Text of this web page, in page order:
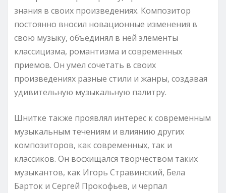
знания в своих произведениях. Композитор
постоянно вносил новационные изменения в
свою музыку, объединял в ней элементы
классицизма, романтизма и современных
приемов. Он умел сочетать в своих
произведениях разные стили и жанры, создавая
удивительную музыкальную палитру.
Шнитке также проявлял интерес к современным
музыкальным течениям и влиянию других
композиторов, как современных, так и
классиков. Он восхищался творчеством таких
музыкантов, как Игорь Стравинский, Бела
Барток и Сергей Прокофьев, и черпал